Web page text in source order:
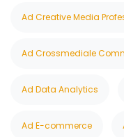
Ad Creative Media
Ad Crossmediale
Ad Data Analytics
Ad E-commerce